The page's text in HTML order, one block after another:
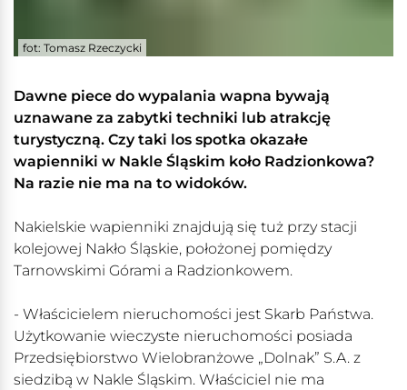
fot: Tomasz Rzeczycki
Dawne piece do wypalania wapna bywają
uznawane za zabytki techniki lub atrakcję
turystyczną. Czy taki los spotka okazałe
wapienniki w Nakle Śląskim koło Radzionkowa?
Na razie nie ma na to widoków.
Nakielskie wapienniki znajdują się tuż przy stacji
kolejowej Nakło Śląskie, położonej pomiędzy
Tarnowskimi Górami a Radzionkowem.
- Właścicielem nieruchomości jest Skarb Państwa.
Użytkowanie wieczyste nieruchomości posiada
Przedsiębiorstwo Wielobranżowe „Dolnak” S.A. z
siedzibą w Nakle Śląskim. Właściciel nie ma